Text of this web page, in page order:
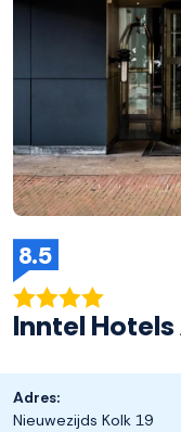
8.5
Inntel
Adres:
Nieuwezijds Kolk 19